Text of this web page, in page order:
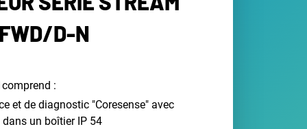
D-N
comprend :
et de diagnostic "Coresense" avec
un boîtier IP 54